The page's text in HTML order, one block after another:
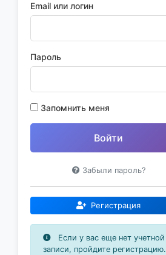
Email или логин
Пароль
Запомнить меня
Забыли пароль?
Регистрация
Если у вас еще нет учетной
записи, пройдите регистрацию.